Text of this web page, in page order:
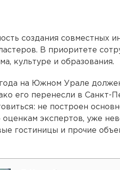
создания совместных
В приоритете
культуре и образования.
на Южном Урале
его перенесли в Санкт-
не построен
экспертов, уже
гостиницы и прочие